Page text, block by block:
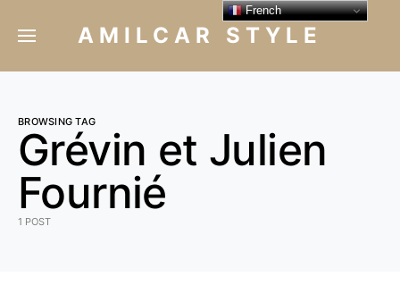
AMILCAR STYLE
BROWSING TAG
Grévin et Julien
Fournié
1 POST
French